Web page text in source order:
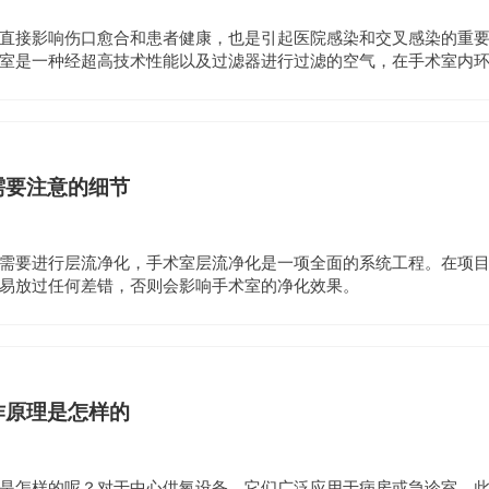
接影响伤口愈合和患者健康，也是引起医院感染和交叉感染的重
是一种经超高技术性能以及过滤器进行过滤的空气，在手术室内
注意的细节
要进行层流净化，手术室层流净化是一项全面的系统工程。在项
放过任何差错，否则会影响手术室的净化效果。
理是怎样的